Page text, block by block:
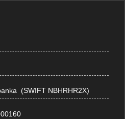
(SWIFT NBHRHR2X)